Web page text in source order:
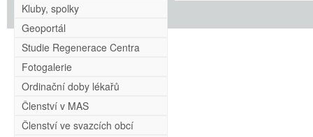
Kluby, spolky
Geoportál
Studie Regenerace Centra
Fotogalerie
Ordinační doby lékařů
Členství v MAS
Členství ve svazcích obcí